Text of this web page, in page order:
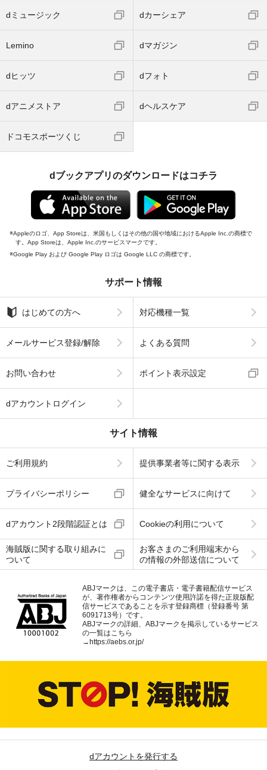
dミュージック dカーシェア
Lemino dマガジン
dヒッツ dフォト
dアニメストア dヘルスケア
ドコモスポーツくじ
dブックアプリのダウンロードはコチラ
Appleのロゴ、App Storeは、米国もしくはその他の国や地域におけるApple Inc.の商標で
す。App Storeは、Apple Inc.のサービスマークです。
Google Play および Google Play ロゴは Google LLC の商標です。
サポート情報
はじめての方へ 対応機種一覧
メールサービス登録/解除 よくある質問
お問い合わせ ポイント表示設定
dアカウントログイン
サイト情報
ご利用規約 提供事業者等に関する表示
プライバシーポリシー 健全なサービスに向けて
dアカウント2段階認証とは Cookieの利用について
海賊版に関する取り組みに
ついて
お客さまのご利用端末から
の情報の外部送信について
ABJマークは、この電子書店・電子書籍配信サービス
が、著作権者からコンテンツ使用許諾を得た正規版配
信サービスであることを示す登録商標（登録番号 第
6091713号）です。
ABJマークの詳細、ABJマークを掲示しているサービス
の一覧はこちら
→https://aebs.or.jp/
dアカウントを発行する